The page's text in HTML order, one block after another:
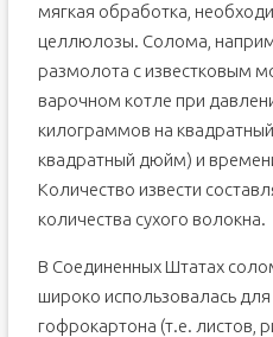
мягкая обработка,
целлюлозы. Солома,
размолота с известковым
варочном котле при
килограммов на
квадратный дюйм) и
Количество извести
количества сухого волокна.
В Соединенных Штатах
широко использовалась для
гофрокартона (т.е. листов,